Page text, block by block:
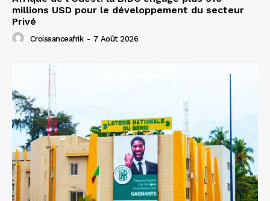
millions USD pour le développement du secteur
Privé
Croissanceafrik - 7 Août 2026